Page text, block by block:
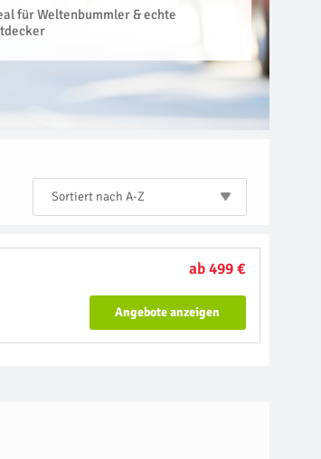
für Weltenbummler & echte
Sortiert nach A-Z
ab 499 €
Angebote anzeigen